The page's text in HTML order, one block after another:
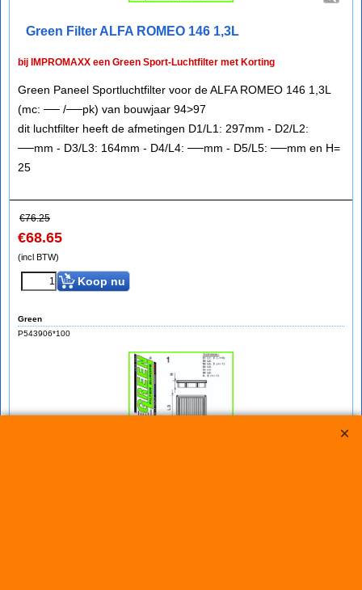
Green Filter ALFA ROMEO 146 1,3L
bij IMPROMAXX een Green Sport-Luchtfilter met Korting
Green Paneel Sportluchtfilter voor de ALFA ROMEO 146 1,3L
(mc: ── /──pk) van bouwjaar 94>97
dit luchtfilter heeft de afmetingen D1/L1: 297mm - D2/L2:
──mm - D3/L3: 164mm - D4/L4: ──mm - D5/L5: ──mm en H=
25
€76.25
€68.65
(incl BTW)
Koop nu
Green
P543906*100